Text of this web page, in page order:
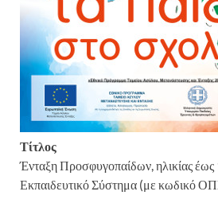
Τίτλος
Ένταξη Προσφυγοπαίδων, ηλικίας έως
Εκπαιδευτικό Σύστημα (με κωδικό